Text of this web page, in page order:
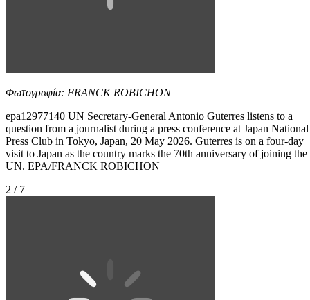
Φωτογραφία: FRANCK ROBICHON
epa12977140 UN Secretary-General Antonio Guterres listens to a
question from a journalist during a press conference at Japan National
Press Club in Tokyo, Japan, 20 May 2026. Guterres is on a four-day
visit to Japan as the country marks the 70th anniversary of joining the
UN. EPA/FRANCK ROBICHON
2 / 7